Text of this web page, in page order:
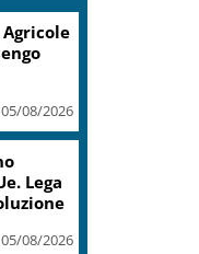
Agricole
08/2026
Lega
08/2026